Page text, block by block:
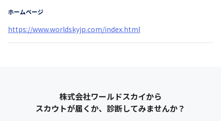
ホームページ
https://www.worldskyjp.com/index.html
株式会社ワールドスカイから
スカウトが届くか、診断してみませんか？